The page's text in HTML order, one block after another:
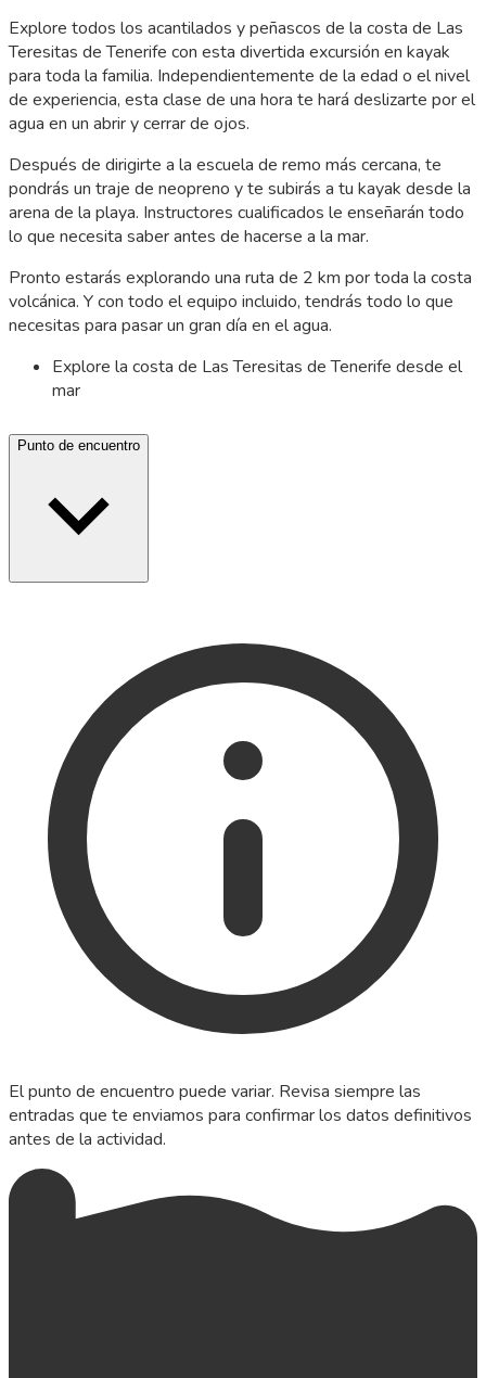
Explore todos los acantilados y peñascos de la costa de Las
Teresitas de Tenerife con esta divertida excursión en kayak
para toda la familia. Independientemente de la edad o el nivel
de experiencia, esta clase de una hora te hará deslizarte por el
agua en un abrir y cerrar de ojos.
Después de dirigirte a la escuela de remo más cercana, te
pondrás un traje de neopreno y te subirás a tu kayak desde la
arena de la playa. Instructores cualificados le enseñarán todo
lo que necesita saber antes de hacerse a la mar.
Pronto estarás explorando una ruta de 2 km por toda la costa
volcánica. Y con todo el equipo incluido, tendrás todo lo que
necesitas para pasar un gran día en el agua.
Explore la costa de Las Teresitas de Tenerife desde el
mar
Punto de encuentro
El punto de encuentro puede variar. Revisa siempre las
entradas que te enviamos para confirmar los datos definitivos
antes de la actividad.